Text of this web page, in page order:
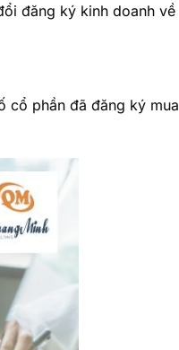
đăng ký kinh doanh về
cổ phần đã đăng ký mua